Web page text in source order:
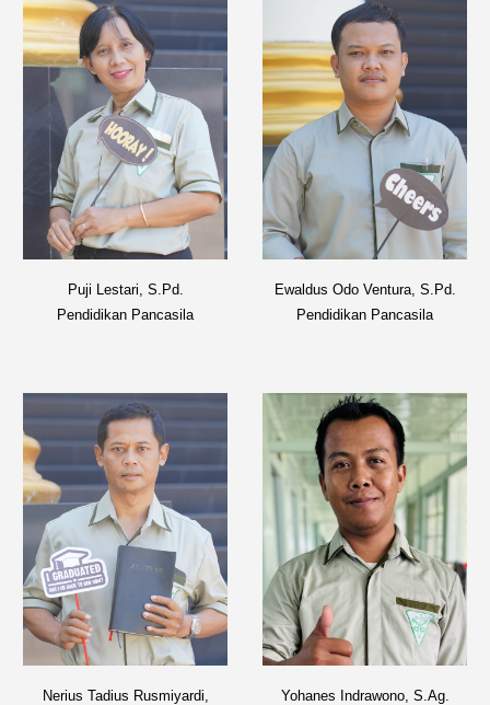
Puji Lestari, S.Pd.
Pendidikan Pancasila
Ewaldus Odo Ventura, S.Pd.
Pendidikan Pancasila
Nerius Tadius Rusmiyardi Yohanes Indrawono, S. Ag.